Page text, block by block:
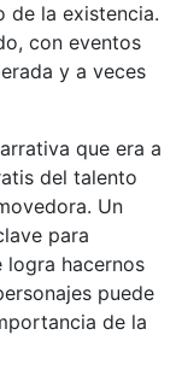
de la existencia.
con eventos
y a veces
que era a
del talento
Un
para
logra hacernos
puede
de la